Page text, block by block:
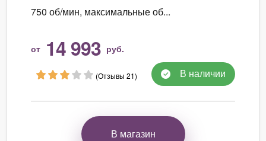
750 об/мин, максимальные об...
от 14 993 руб.
(Отзывы 21) В наличии
В магазин